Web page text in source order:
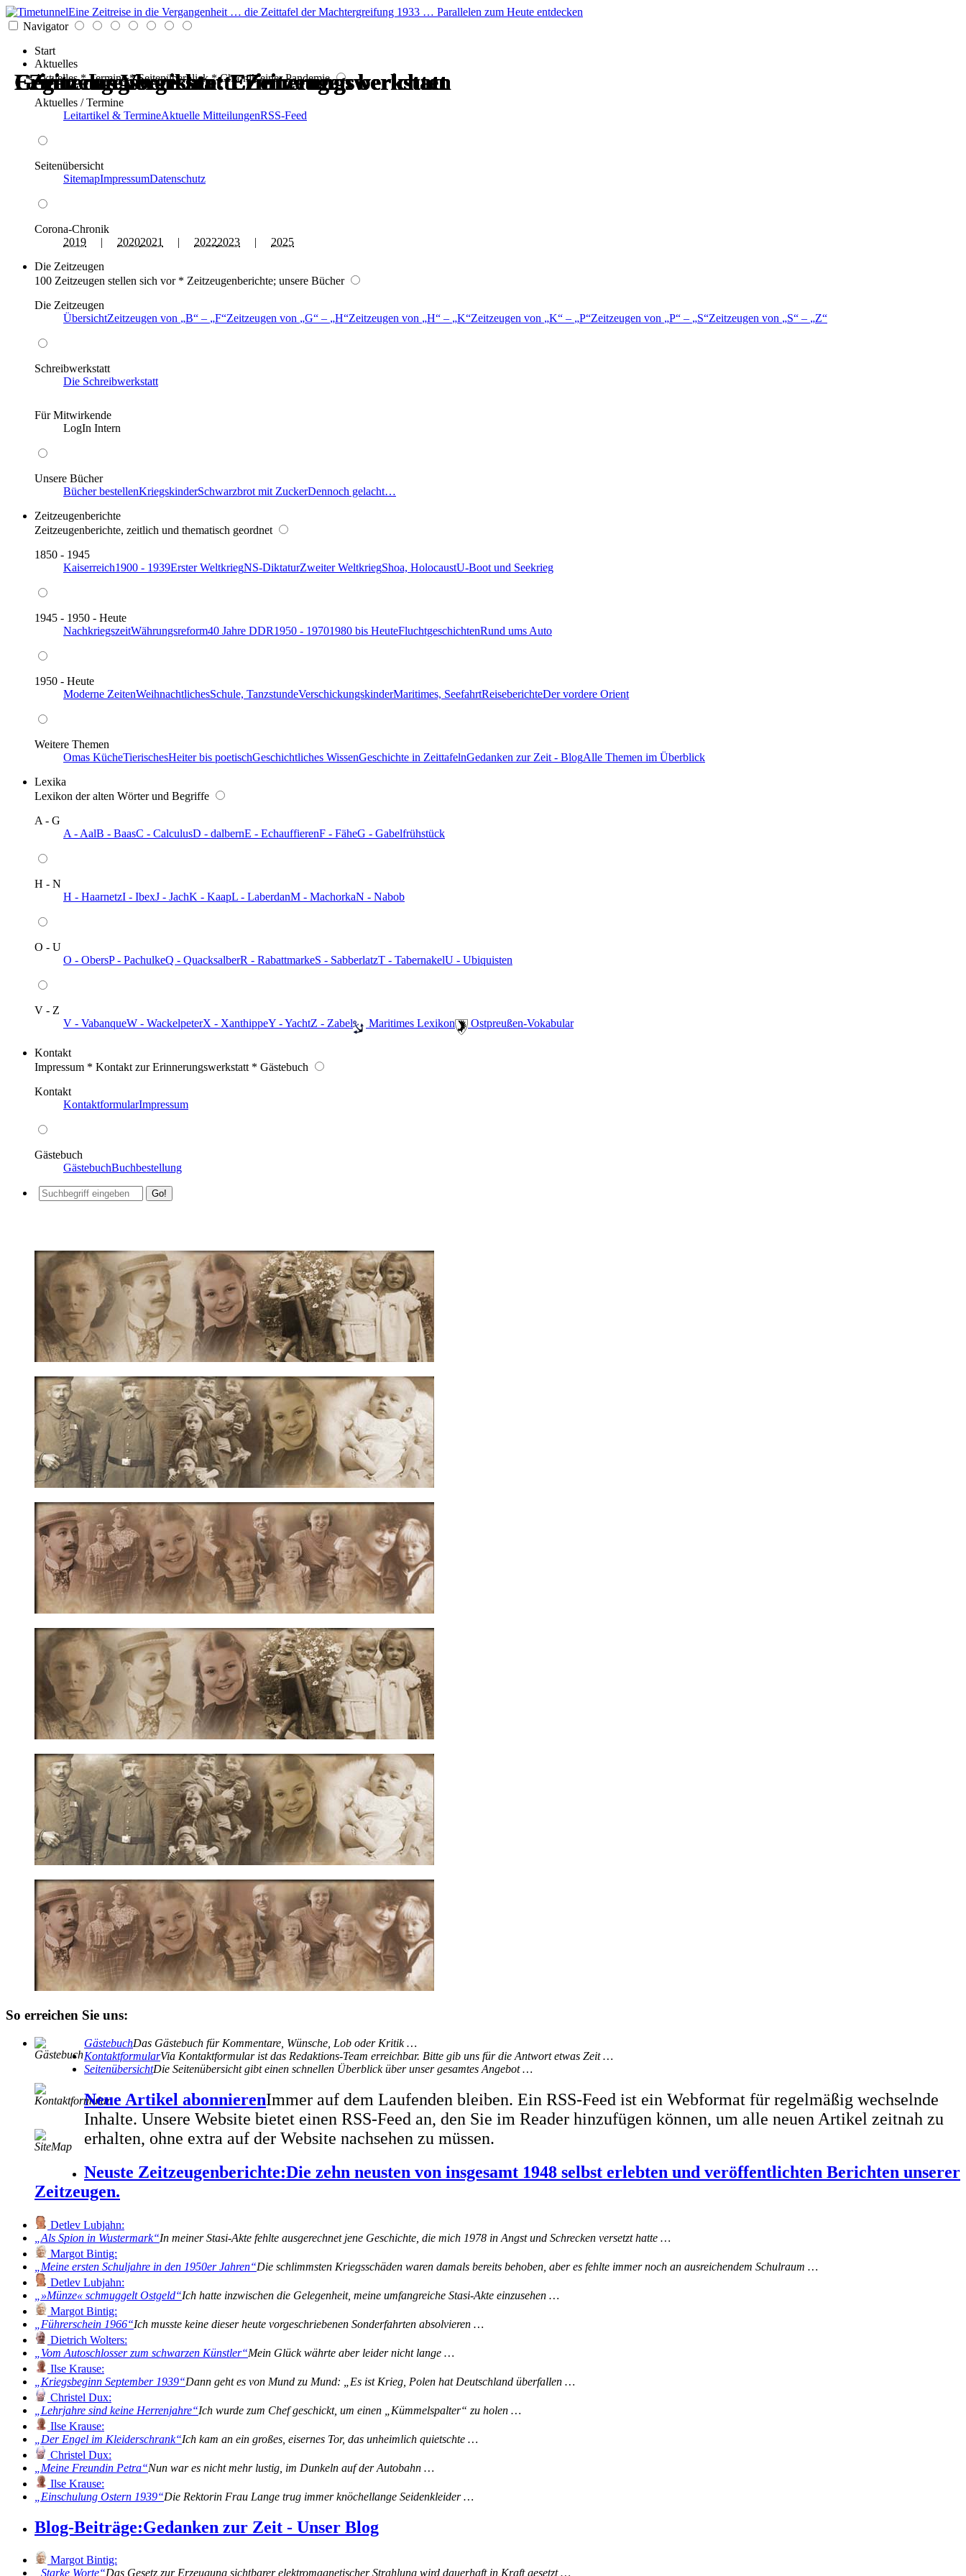
Eine Zeitreise in die Vergangenheit … die Zeittafel der Machtergreifung 1933 … Parallelen zum Heute entdecken
Navigator
Start
Aktuelles
Aktuelles * Termine * Seitenüberblick * Chronik einer Pandemie
Aktuelles / Termine
Leitartikel & TermineAktuelle MitteilungenRSS-Feed
Seitenübersicht
SitemapImpressumDatenschutz
Corona-Chronik
2019 | 20202021 | 20222023 | 2025
Die Zeitzeugen
100 Zeitzeugen stellen sich vor * Zeitzeugenberichte; unsere Bücher
Die Zeitzeugen
ÜbersichtZeitzeugen von B – F Zeitzeugen von G – H Zeitzeugen von H – K Zeitzeugen von K – P Zeitzeugen von P – S Zeitzeugen von S – Z
Schreibwerkstatt
Die Schreibwerkstatt
Für Mitwirkende
LogIn Intern
Unsere Bücher
Bücher bestellenKriegskinderSchwarzbrot mit ZuckerDennoch gelacht…
Zeitzeugenberichte
Zeitzeugenberichte, zeitlich und thematisch geordnet
1850 - 1945
Kaiserreich1900 - 1939Erster WeltkriegNS-DiktaturZweiter WeltkriegShoa, HolocaustU-Boot und Seekrieg
1945 - 1950 - Heute
NachkriegszeitWährungsreform40 Jahre DDR1950 - 19701980 bis HeuteFluchtgeschichtenRund ums Auto
1950 - Heute
Moderne ZeitenWeihnachtlichesSchule, TanzstundeVerschickungskinderMaritimes, SeefahrtReiseberichteDer vordere Orient
Weitere Themen
Omas KücheTierischesHeiter bis poetischGeschichtliches WissenGeschichte in ZeittafelnGedanken zur Zeit - BlogAlle Themen im Überblick
Lexika
Lexikon der alten Wörter und Begriffe
A - G
A - AalB - BaasC - CalculusD - dalbernE - EchauffierenF - FäheG - Gabelfrühstück
H - N
H - HaarnetzI - IbexJ - JachK - KaapL - LaberdanM - MachorkaN - Nabob
O - U
O - ObersP - PachulkeQ - QuacksalberR - RabattmarkeS - SabberlatzT - TabernakelU - Ubiquisten
V - Z
V - VabanqueW - WackelpeterX - XanthippeY - YachtZ - Zabel ️ Maritimes Lexikon ️ Ostpreußen-Vokabular
Kontakt
Impressum * Kontakt zur Erinnerungswerkstatt * Gästebuch
Kontakt
KontaktformularImpressum
Gästebuch
GästebuchBuchbestellung
Erinnerungswerkstatt: Zeitzeugen berichten
Zeitzeugenberichte: Erinnerungswerkstatt
Gegen das Vergessen: Erinnerungswerkstatt
Erinnerungswerkstatt: Zeitzeugen berichten
Zeitzeugenberichte: Erinnerungswerkstatt
Gegen das Vergessen: Erinnerungswerkstatt
So erreichen Sie uns:
GästebuchDas Gästebuch für Kommentare, Wünsche, Lob oder Kritik …
KontaktformularVia Kontaktformular ist das Redaktions-Team erreichbar. Bitte gib uns für die Antwort etwas Zeit …
SeitenübersichtDie Seitenübersicht gibt einen schnellen Überblick über unser gesamtes Angebot …
Neue Artikel abonnierenImmer auf dem Laufenden bleiben. Ein RSS-Feed ist ein Webformat für regelmäßig wechselnde
Inhalte. Unsere Website bietet einen RSS-Feed an, den Sie im Reader hinzufügen können, um alle neuen Artikel zeitnah zu
erhalten, ohne extra auf der Website nachsehen zu müssen.
Neuste Zeitzeugenberichte:Die zehn neusten von insgesamt 1948 selbst erlebten und veröffentlichten Berichten unserer
Zeitzeugen.
Detlev Lubjahn:
Als Spion in Wustermark In meiner Stasi-Akte fehlte ausgerechnet jene Geschichte, die mich 1978 in Angst und Schrecken versetzt hatte …
Margot Bintig:
Meine ersten Schuljahre in den 1950er Jahren Die schlimmsten Kriegsschäden waren damals bereits behoben, aber es fehlte immer noch an ausreichendem Schulraum …
Detlev Lubjahn:
»Münze« schmuggelt Ostgeld Ich hatte inzwischen die Gelegenheit, meine umfangreiche Stasi-Akte einzusehen …
Margot Bintig:
Führerschein 1966 Ich musste keine dieser heute vorgeschriebenen Sonderfahrten absolvieren …
Dietrich Wolters:
Vom Autoschlosser zum schwarzen Künstler Mein Glück währte aber leider nicht lange …
Ilse Krause:
Kriegsbeginn September 1939 Dann geht es von Mund zu Mund: „Es ist Krieg, Polen hat Deutschland überfallen …
Christel Dux:
Lehrjahre sind keine Herrenjahre Ich wurde zum Chef geschickt, um einen „Kümmelspalter“ zu holen …
Ilse Krause:
Der Engel im Kleiderschrank Ich kam an ein großes, eisernes Tor, das unheimlich quietschte …
Christel Dux:
Meine Freundin Petra Nun war es nicht mehr lustig, im Dunkeln auf der Autobahn …
Ilse Krause:
Einschulung Ostern 1939 Die Rektorin Frau Lange trug immer knöchellange Seidenkleider …
Blog-Beiträge:Gedanken zur Zeit - Unser Blog
Margot Bintig:
Starke Worte Das Gesetz zur Erzeugung sichtbarer elektromagnetischer Strahlung wird dauerhaft in Kraft gesetzt …